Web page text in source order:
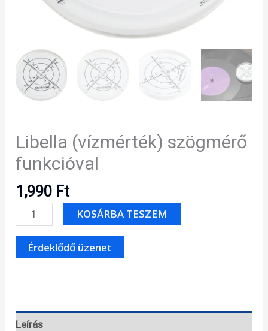
Libella (vízmérték) szögmérő
funkcióval
1,990 Ft
Libella
(vízmérték)
szögmérő
funkcióval
KOSÁRBA TESZEM
Leírás